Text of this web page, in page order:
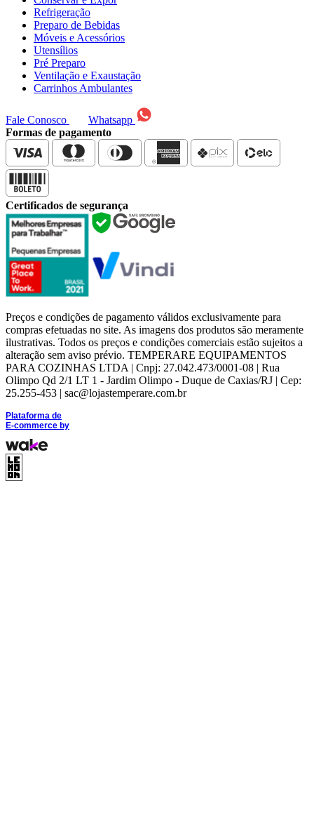
Refrigeração
Preparo de Bebidas
Móveis e Acessórios
Utensílios
Pré Preparo
Ventilação e Exaustação
Carrinhos Ambulantes
Fale Conosco
Whatsapp
Formas de pagamento
Certificados de segurança
Preços e condições de pagamento válidos exclusivamente para
compras efetuadas no site. As imagens dos produtos são meramente
ilustrativas. Todos os preços e condições comerciais estão sujeitos a
alteração sem aviso prévio. TEMPERARE EQUIPAMENTOS
PARA COZINHAS LTDA | Cnpj: 27.042.473/0001-08 | Rua
Olimpo Qd 2/1 LT 1 - Jardim Olimpo - Duque de Caxias/RJ | Cep:
25.255-453 | sac@lojastemperare.com.br
Plataforma de
E-commerce by